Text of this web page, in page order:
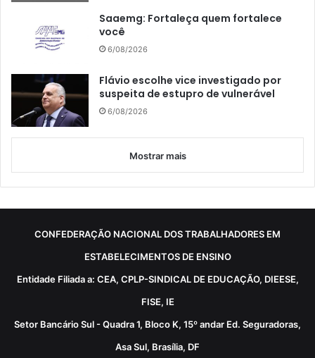
Saaemg: Fortaleça quem fortalece
você
6/08/2026
Flávio escolhe vice investigado por
suspeita de estupro de vulnerável
6/08/2026
Mostrar mais
CONFEDERAÇÃO NACIONAL DOS TRABALHADORES EM
ESTABELECIMENTOS DE ENSINO
Entidade Filiada a: CEA, CPLP-SINDICAL DE EDUCAÇÃO, DIEESE,
FISE, IE
Setor Bancário Sul - Quadra 1, Bloco K, 15º andar Ed. Seguradoras,
Asa Sul, Brasília, DF